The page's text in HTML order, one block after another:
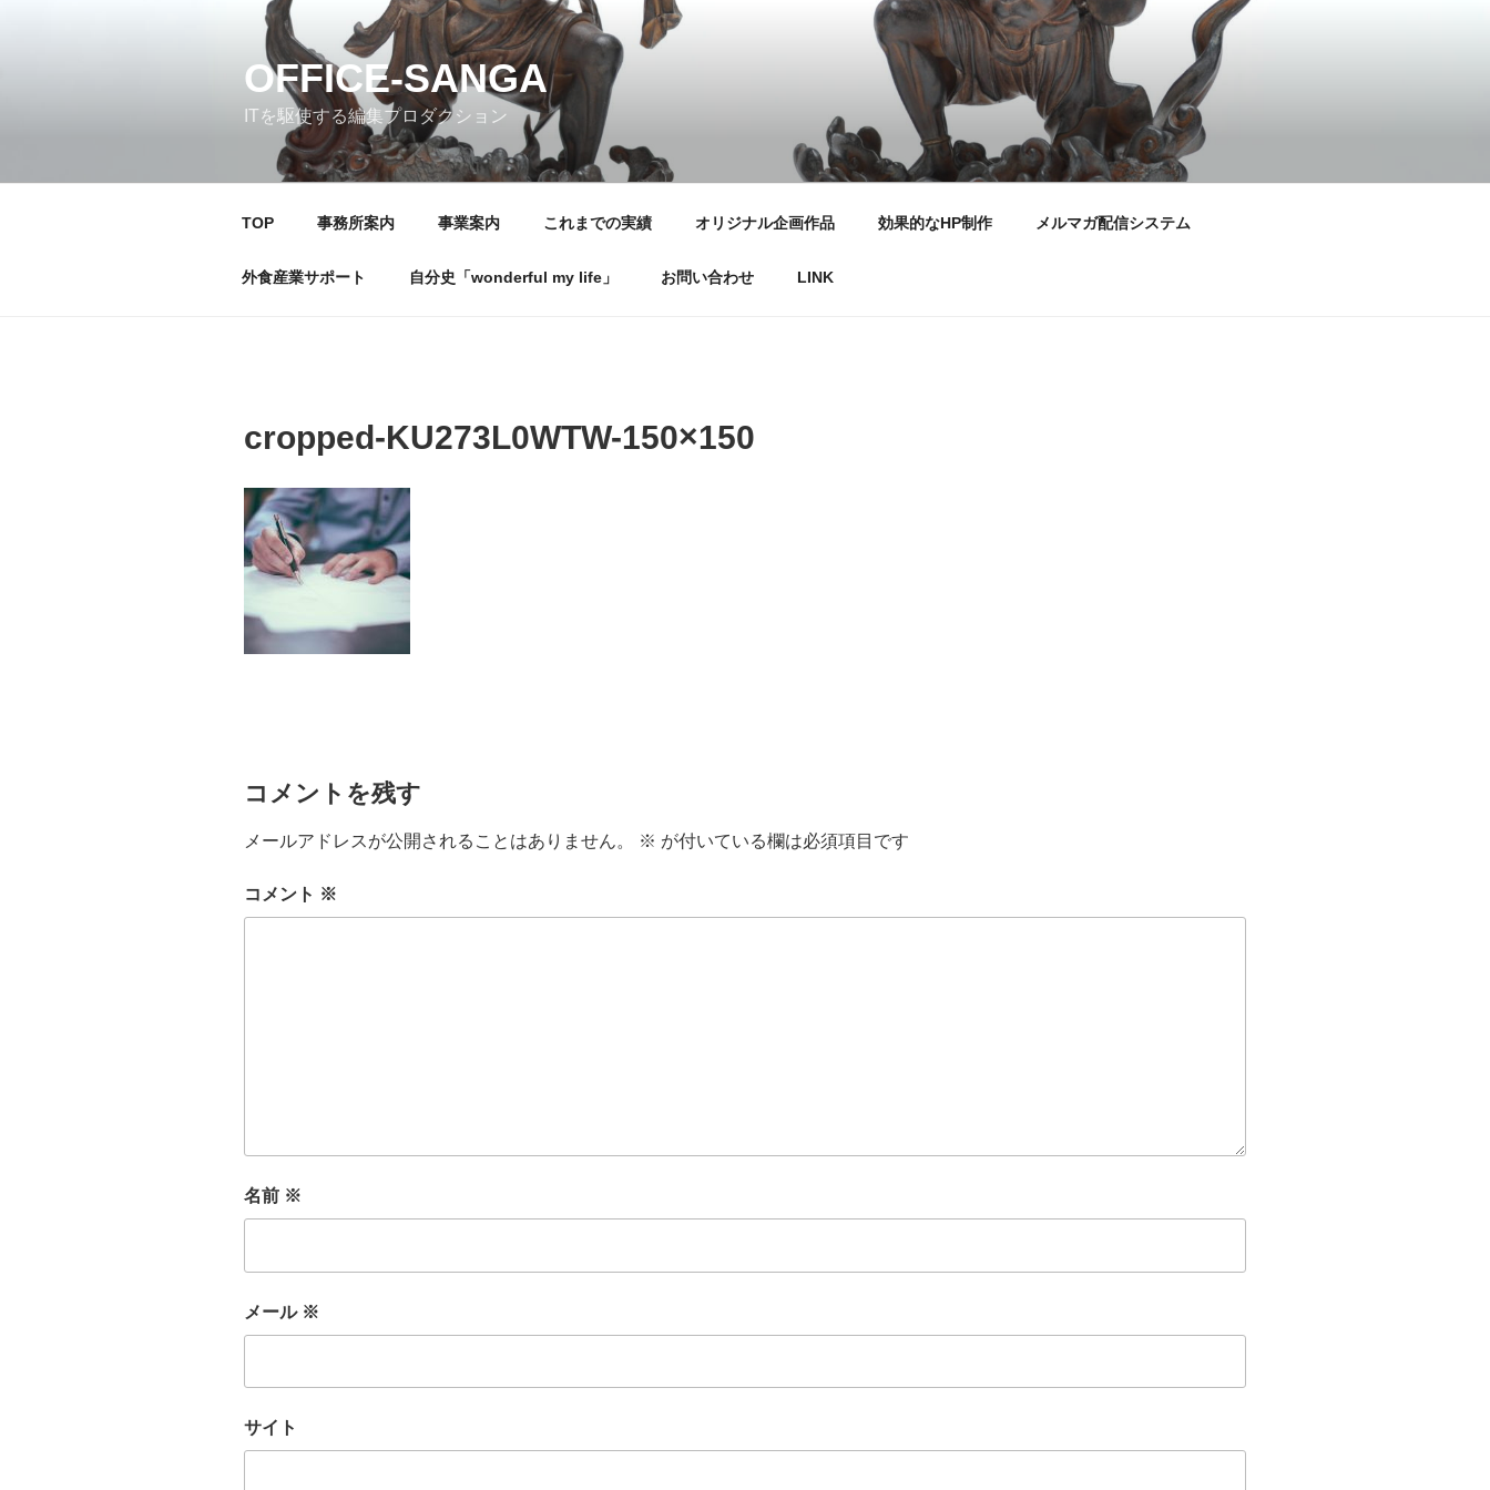
OFFICE-SANGA
ITを駆使する編集プロダクション
TOP 事務所案内 事業案内 これまでの実績 オリジナル企画作品 効果的なHP制作 メルマガ配信システム
外食産業サポート 自分史「wonderful my life」 お問い合わせ LINK
cropped-KU273L0WTW-150×150
コメントを残す
メールアドレスが公開されることはありません。 ※ が付いている欄は必須項目です
コメント ※
名前 ※
メール ※
サイト